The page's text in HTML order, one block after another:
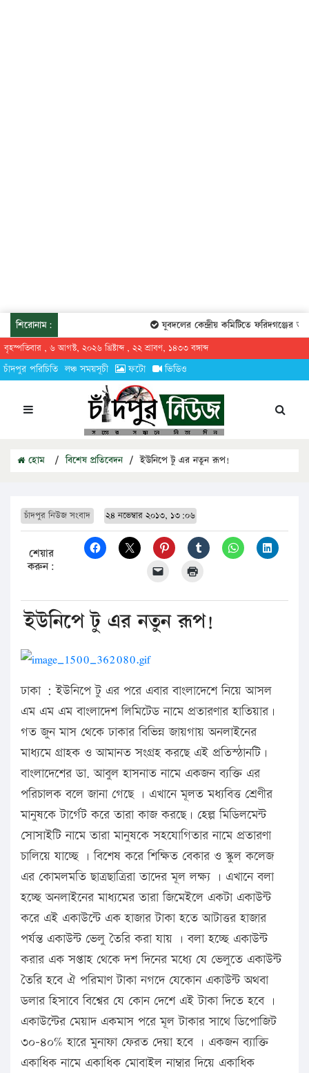
শিরোনাম: যুবদলের কেন্দ্রীয় কমিটিতে ফরিদগঞ্জের
বৃহস্পতিবার , ৬ আগস্ট, ২০২৬ খ্রিষ্টাব্দ , ২২ শ্রাবণ, ১৪৩৩ বঙ্গাব্দ
চাঁদপুর পরিচিতি লঞ্চ সময়সূচী ফটো ভিডিও
হোম / বিশেষ প্রতিবেদন / ইউনিপে টু এর নতুন রূপ!
চাঁদপুর নিউজ সংবাদ ২৪ নভেম্বার ২০১৩, ১৩:০৬
শেয়ার
করুন:
ইউনিপে টু এর নতুন রূপ!
ঢাকা : ইউনিপে টু এর পরে এবার বাংলাদেশে নিয়ে আসল
এম এম এম বাংলাদেশ লিমিটেড নামে প্রতারণার হাতিয়ার।
গত জুন মাস থেকে ঢাকার বিভিন্ন জায়গায় অনলাইনের
মাধ্যমে গ্রাহক ও আমানত সংগ্রহ করছে এই প্রতিস্ঠানটি।
বাংলাদেশের ডা. আবুল হাসনাত নামে একজন ব্যক্তি এর
পরিচালক বলে জানা গেছে । এখানে মূলত মধ্যবিত্ত শ্রেণীর
মানুষকে টার্গেট করে তারা কাজ করছে। হেল্প মিডিলমেন্ট
সোসাইটি নামে তারা মানুষকে সহযোগিতার নামে প্রতারণা
চালিয়ে যাচ্ছে । বিশেষ করে শিক্ষিত বেকার ও স্কুল কলেজ
এর কোমলমতি ছাত্রছাত্রিরা তাদের মূল লক্ষ্য । এখানে বলা
হচ্ছে অনলাইনের মাধ্যমের তারা জিমেইলে একটা একাউন্ট
করে এই একাউন্টে এক হাজার টাকা হতে আটাত্তর হাজার
পর্যন্ত একাউন্ট ভেলু তৈরি করা যায় । বলা হচ্ছে একাউন্ট
করার এক সপ্তাহ থেকে দশ দিনের মধ্যে যে ভেলুতে একাউন্ট
তৈরি হবে ঐ পরিমাণ টাকা নগদে যেকোন একাউন্ট অথবা
ডলার হিসাবে বিশ্বের যে কোন দেশে এই টাকা দিতে হবে ।
একাউন্টের মেয়াদ একমাস পরে মূল টাকার সাথে ডিপোজিট
৩০-৪০% হারে মুনাফা ফেরত দেয়া হবে । একজন ব্যাক্তি
একাধিক নামে একাধিক মোবাইল নাম্বার দিয়ে একাধিক